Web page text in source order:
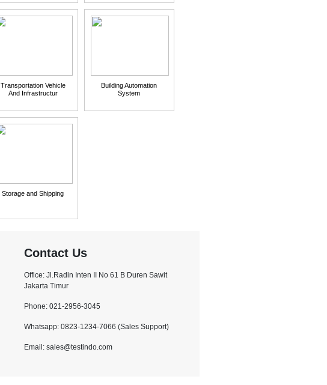
Transportation Vehicle
And Infrastructur
Building Automation
System
Storage and Shipping
Contact Us
Office: Jl.Radin Inten II No 61 B Duren Sawit
Jakarta Timur
Phone: 021-2956-3045
Whatsapp: 0823-1234-7066 (Sales Support)
Email: sales@testindo.com